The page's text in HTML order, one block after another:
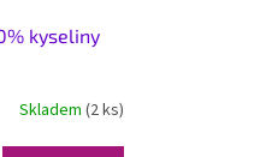
kyseliny
Skladem (2 ks)